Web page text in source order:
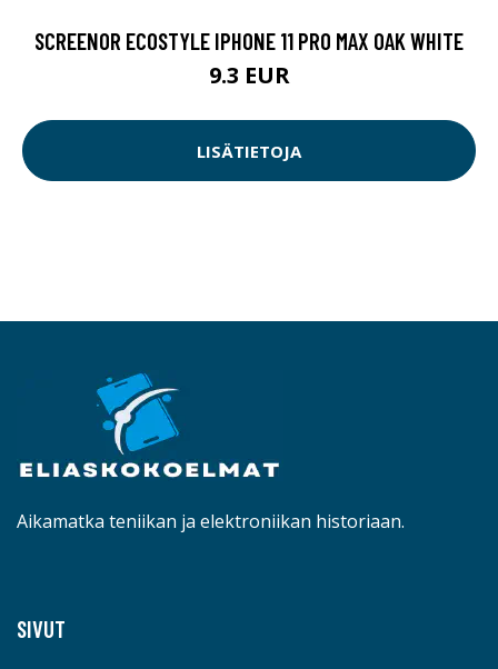
SCREENOR ECOSTYLE IPHONE 11 PRO MAX OAK WHITE
9.3 EUR
LISÄTIETOJA
Aikamatka teniikan ja elektroniikan historiaan.
SIVUT